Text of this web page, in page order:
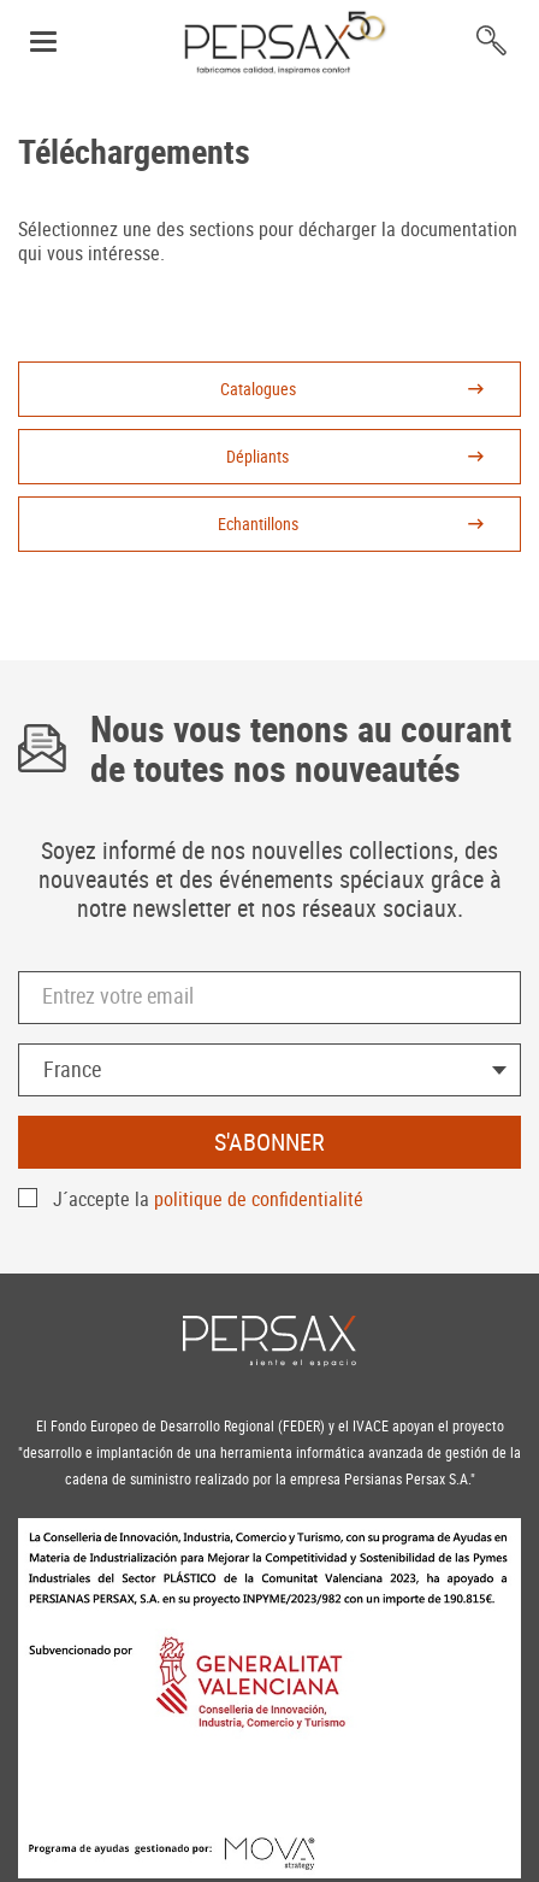
Accès professionnel
Téléchargements
Blog
Contactez-nous
France (Français)
Téléchargements
Sélectionnez une des sections pour décharger la documentation
qui vous intéresse.
Catalogues
Dépliants
Echantillons
Nous vous tenons au courant
de toutes nos nouveautés
Soyez informé de nos nouvelles collections, des
nouveautés et des événements spéciaux grâce à
notre newsletter et nos réseaux sociaux.
Entrez votre email
Pays *
France
S'ABONNER
J´accepte la politique de confidentialité
El Fondo Europeo de Desarrollo Regional (FEDER) y el IVACE apoyan el proyecto
"desarrollo e implantación de una herramienta informática avanzada de gestión de la
cadena de suministro realizado por la empresa Persianas Persax S.A."